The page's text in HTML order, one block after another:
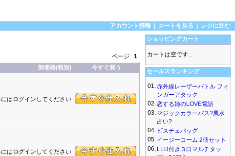
アカウント情報 カートを見る
レジに進む
ページ: 1
卸価格(税別) 今すぐ買う
はログインしてください
はログインしてください
ショッピングカート
カートは空です...
セールスランキング
01.赤外線レーザーバトル フィ
ンガーアタック
02.恋する姫のLOVE電話
03. マジックカラーバス?風水
占い?
04. ビスチェバッグ
05. イージーコーム 2個セット
06. LED付き３口マルチタッ